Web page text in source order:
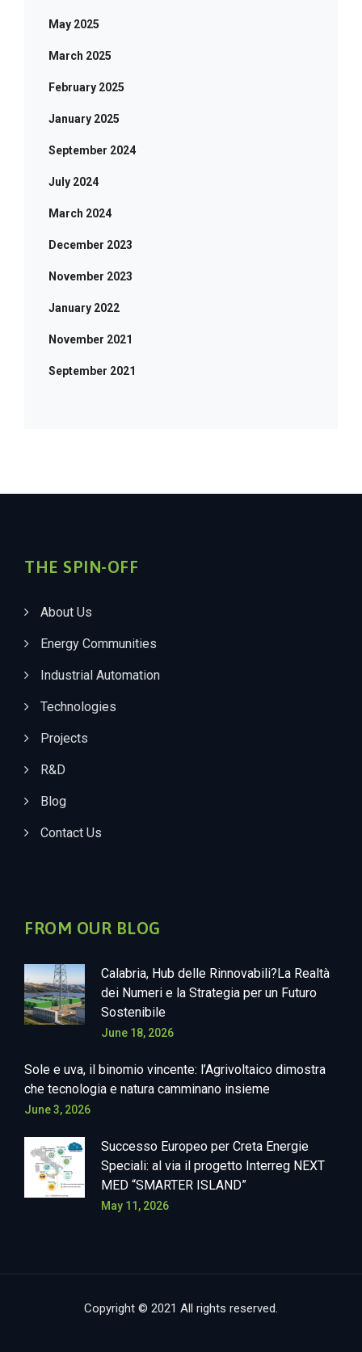
May 2025
March 2025
February 2025
January 2025
September 2024
July 2024
March 2024
December 2023
November 2023
January 2022
November 2021
September 2021
THE SPIN-OFF
About Us
Energy Communities
Industrial Automation
Technologies
Projects
R&D
Blog
Contact Us
FROM OUR BLOG
Calabria, Hub delle Rinnovabili?La Realtà
dei Numeri e la Strategia per un Futuro
Sostenibile
June 18, 2026
Sole e uva, il binomio vincente: l’Agrivoltaico dimostra
che tecnologia e natura camminano insieme
June 3, 2026
Successo Europeo per Creta Energie
Speciali: al via il progetto Interreg NEXT
MED “SMARTER ISLAND”
May 11, 2026
Copyright © 2021 All rights reserved.